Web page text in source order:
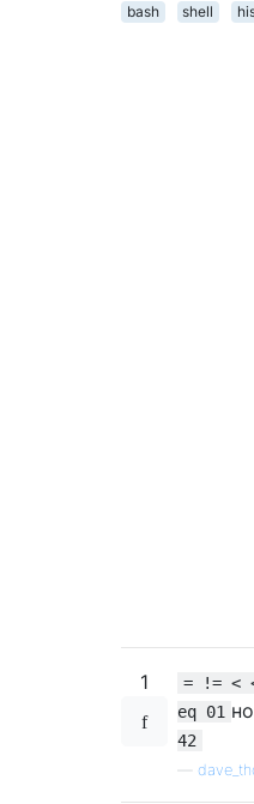
bash shell
1 = != <
eq 01 но
42